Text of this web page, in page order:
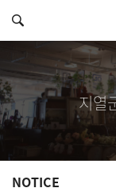
지열
NOTICE